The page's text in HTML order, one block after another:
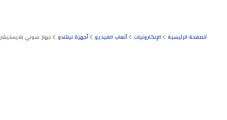
الصفحة الرئيسية الإلكترونيات ألعاب الفيديو أجهزة نينتندو جهاز سوني بلايستيشن